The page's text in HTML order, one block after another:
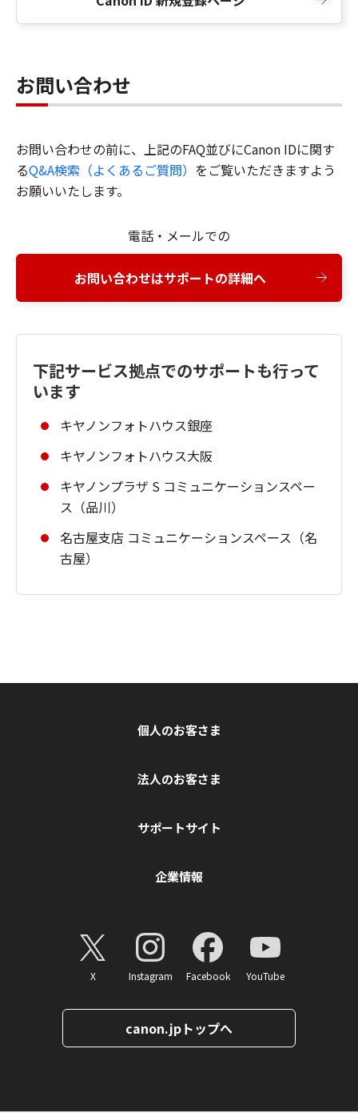
お問い合わせ
お問い合わせの前に、上記のFAQ並びにCanon IDに関す
るQ&A検索（よくあるご質問） をご覧いただきますよう
お願いいたします。
電話・メールでの
お問い合わせはサポートの詳細へ
下記サービス拠点でのサポートも行って
います
キヤノンフォトハウス銀座
キヤノンフォトハウス大阪
キヤノンプラザ S コミュニケーションスペー
ス（品川）
名古屋支店 コミュニケーションスペース（名
古屋）
個人のお客さま
法人のお客さま
サポートサイト
企業情報
X Instagram Facebook YouTube
canon.jpトップへ